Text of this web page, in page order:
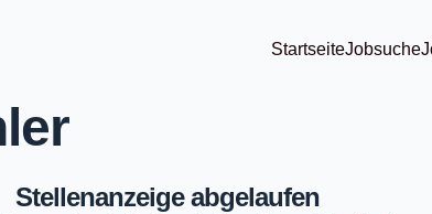
StartseiteJobsuche
Stellenanzeige abgelaufen